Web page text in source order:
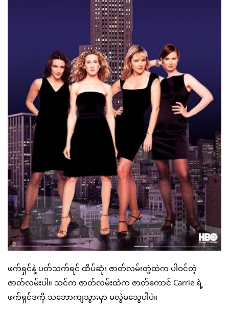
ဖက်ရှင်နဲ့ ပတ်သက်ရင် ထိပ်ဆုံး ဇာတ်လမ်းတွဲထဲက ပါဝင်တဲ့
ဇာတ်လမ်းပါ။ သင်က ဇာတ်လမ်းထဲက ဇာတ်ကောင် Carrie ရဲ့
ဖက်ရှင်ဒကို သဘောကျသွားမှာ မလွဲမသွေပါပဲ။